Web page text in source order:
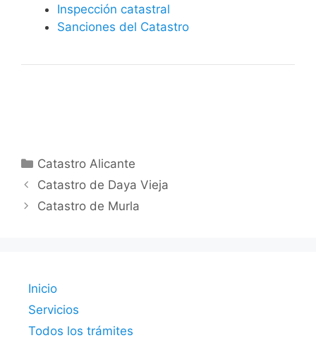
Inspección catastral
Sanciones del Catastro
Categorías
Catastro Alicante
Catastro de Daya Vieja
Catastro de Murla
Inicio
Servicios
Todos los trámites